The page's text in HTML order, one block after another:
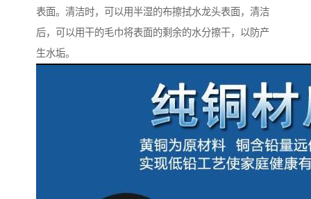
表面。清洁时，可以用半湿的布擦拭水龙头表面，清洁
后，可以用干的毛巾将表面的剩余的水分擦干，以防产
生水垢。